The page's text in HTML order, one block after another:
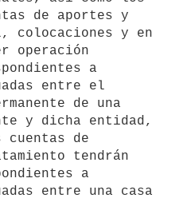
de aportes y
y en
operación
a
entre el
de una
y dicha entidad,
cuentas de
tendrán
a
entre una casa